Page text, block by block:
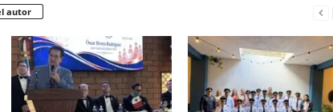
autor